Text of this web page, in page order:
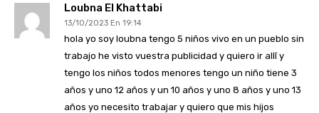
Loubna El Khattabi
13/10/2023 En 19:14
hola yo soy loubna tengo 5 niños vivo en un pueblo sin
trabajo he visto vuestra publicidad y quiero ir allī y
tengo los niños todos menores tengo un niño tiene 3
años y uno 12 años y un 10 años y uno 8 años y uno 13
años yo necesito trabajar y quiero que mis hijos